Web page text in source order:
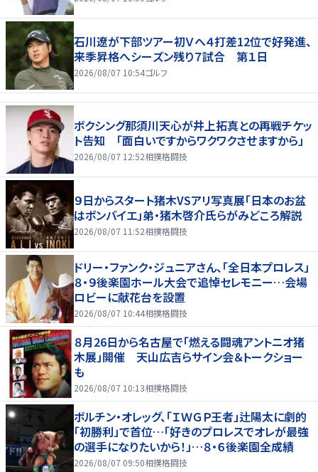
石川遼が下部ツアー初Ｖへ４打差12位で好発進、
来季昇格へシーズン残り７試合 第１日
2026/08/07 10:54ゴルフ
ボクシング那須川天心が井上拓真との再戦チケッ
ト告知 「面白いですからワクワクさせますから」
2026/08/07 12:52相撲格闘技
９日からスタート猪木VSアリ写真展「日本のお盆
はボンバイエ」弟・猪木啓介氏らがみどころ解説
2026/08/07 11:52相撲格闘技
ドリー・ファンク・ジュニアさん、「全日本プロレス」
８・９後楽園ホール大会で追悼セレモニー…会場
ロビーに献花台を設置
2026/08/07 10:44相撲格闘技
８月26日から名古屋で「燃える闘魂アントニオ猪
木展」開催 天山広吉らサイン会＆トークショー
も
2026/08/07 10:13相撲格闘技
ボルチン・オレッグ、「ＩＷＧＰ王者」辻陽太に劇的
「初勝利」で首位…「好きのプロレスでオレが最強
の選手になりたいから！」…８・６後楽園全成績
2026/08/07 09:50相撲格闘技